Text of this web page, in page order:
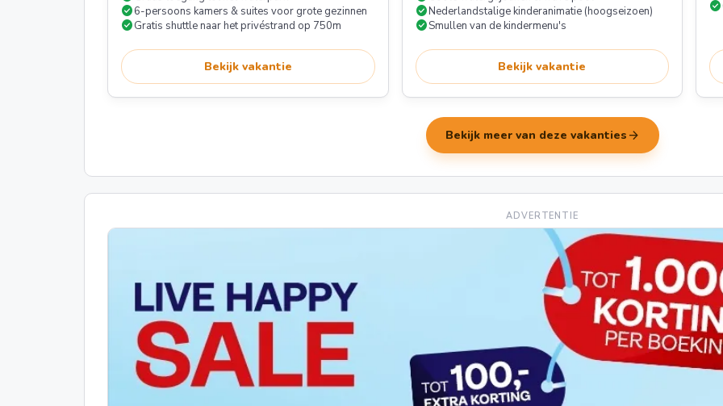
check_circle6-persoons kamers & suites voor grote gezinnen
check_circleGratis shuttle naar het privéstrand op 750m
Bekijk vakantie
check_circleNederlandstalige kinderanimatie (hoogseizoen)
check_circleSmullen van de kindermenu's
Bekijk vakantie
check_circle
Bekijk meer van deze vakanties arrow_forward
ADVERTENTIE